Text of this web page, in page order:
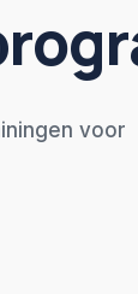
voor